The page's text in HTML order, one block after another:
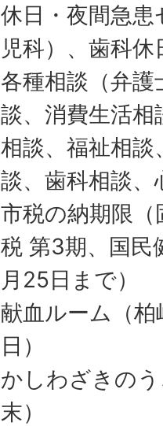
休日・夜間急
児科）、歯科
各種相談（弁
談、消費生活
相談、福祉相談
談、歯科相談
市税の納期限
税 第3期、国民
月25日まで）
献血ルーム（
日）
かしわざきの
末）